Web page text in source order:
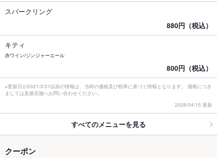
スパークリング
880円（税込）
キティ
赤ワイン/ジンジャーエール
800円（税込）
※更新日が2021/3/31以前の情報は、当時の価格及び税率に基づく情報となります。 価格につき
ましては直接店舗へお問い合わせください。
2026/04/15 更新
すべてのメニューを見る
クーポン